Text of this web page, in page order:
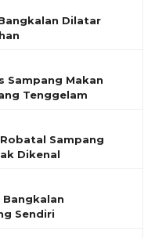
Dilatar
Sampang Makan
Tenggelam
Sampang
Dikenal
Bangkalan
Sendiri